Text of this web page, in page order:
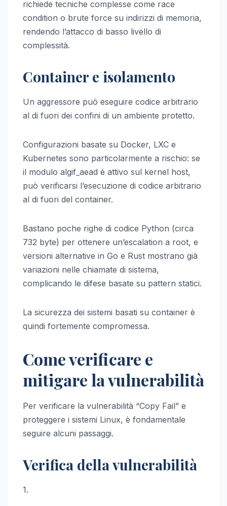
richiede tecniche complesse come race
condition o brute force su indirizzi di memoria,
rendendo l’attacco di basso livello di
complessità.
Container e isolamento
Un aggressore può eseguire codice arbitrario
al di fuori dei confini di un ambiente protetto.
Configurazioni basate su Docker, LXC e
Kubernetes sono particolarmente a rischio: se
il modulo algif_aead è attivo sul kernel host,
può verificarsi l’esecuzione di codice arbitrario
al di fuori del container.
Bastano poche righe di codice Python (circa
732 byte) per ottenere un’escalation a root, e
versioni alternative in Go e Rust mostrano già
variazioni nelle chiamate di sistema,
complicando le difese basate su pattern statici.
La sicurezza dei sistemi basati su container è
quindi fortemente compromessa.
Come verificare e
mitigare la vulnerabilità
Per verificare la vulnerabilità “Copy Fail” e
proteggere i sistemi Linux, è fondamentale
seguire alcuni passaggi.
Verifica della vulnerabilità
1.